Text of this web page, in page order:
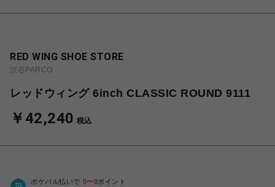
RED WING SHOE STORE
渋谷PARCO
レッドウィング 6inch CLASSIC ROUND 9111
￥42,240 税込
ポケパル払いで 0〜0ポイント